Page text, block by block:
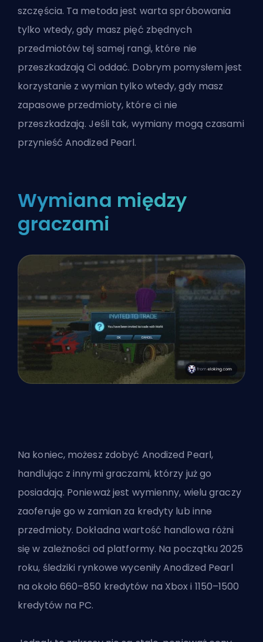
szczęścia. Ta metoda jest warta spróbowania
tylko wtedy, gdy masz pięć zbędnych
przedmiotów tej samej rangi, które nie
przeszkadzają Ci oddać. Dobrym pomysłem jest
korzystanie z wymian tylko wtedy, gdy masz
zapasowe przedmioty, które ci nie
przeszkadzają. Jeśli tak, wymiany mogą czasami
przynieść Anodized Pearl.
Wymiana między
graczami
Na koniec, możesz zdobyć Anodized Pearl,
handlując z innymi graczami, którzy już go
posiadają. Ponieważ jest wymienny, wielu graczy
zaoferuje go w zamian za kredyty lub inne
przedmioty. Dokładna wartość handlowa różni
się w zależności od platformy. Na początku 2025
roku, śledziki rynkowe wyceniły Anodized Pearl
na około 660–850 kredytów na Xbox i 1150–1500
kredytów na PC.